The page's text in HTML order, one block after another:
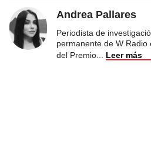
Andrea Pallares
Periodista de
permanente de W
del Premio
Leer más